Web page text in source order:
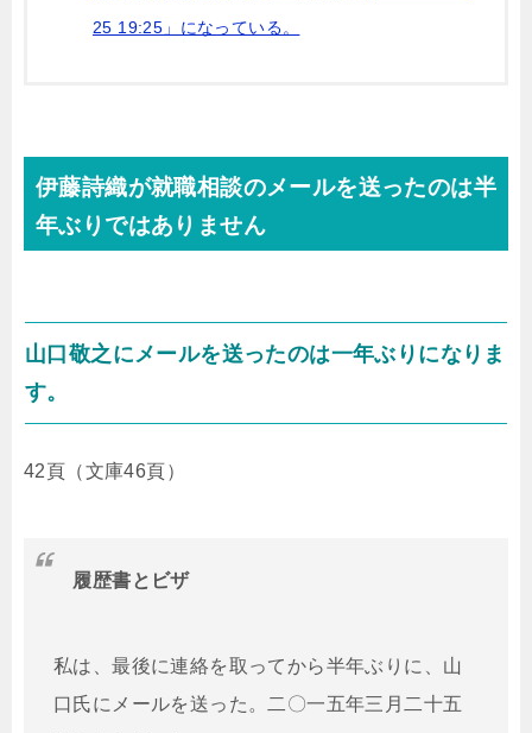
25 19:25」になっている。
伊藤詩織が就職相談のメールを送ったのは半
年ぶりではありません
山口敬之にメールを送ったのは一年ぶりになりま
す。
42頁（文庫46頁）
履歴書とビザ
私は、最後に連絡を取ってから半年ぶりに、山
口氏にメールを送った。二〇一五年三月二十五